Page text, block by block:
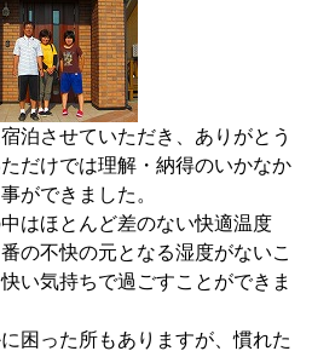
泊させていただき、ありがとう
だけでは理解・納得のいかなか
ができました。
はほとんど差のない快適温度
の不快の元となる湿度がないこ
い気持ちで過ごすことができま
困った所もありますが、慣れた